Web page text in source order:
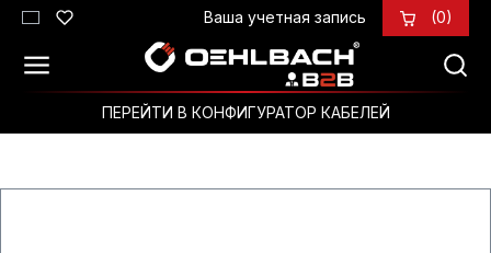
Перейти к основному содержанию
Ваша учетная запись (0)
ПЕРЕЙТИ В КОНФИГУРАТОР КАБЕЛЕЙ